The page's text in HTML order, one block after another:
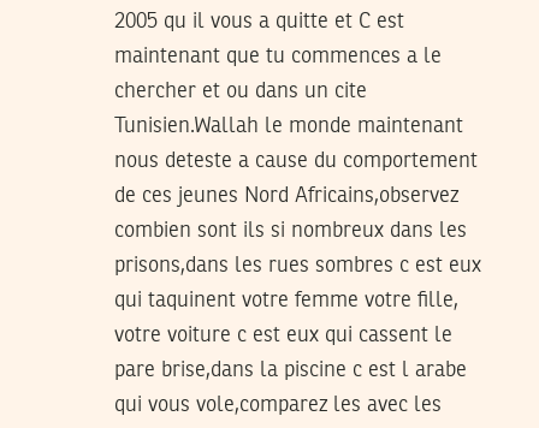
2005 qu il vous a quitte et C est
maintenant que tu commences a le
chercher et ou dans un cite
Tunisien.Wallah le monde maintenant
nous deteste a cause du comportement
de ces jeunes Nord Africains,observez
combien sont ils si nombreux dans les
prisons,dans les rues sombres c est eux
qui taquinent votre femme votre fille,
votre voiture c est eux qui cassent le
pare brise,dans la piscine c est l arabe
qui vous vole,comparez les avec les